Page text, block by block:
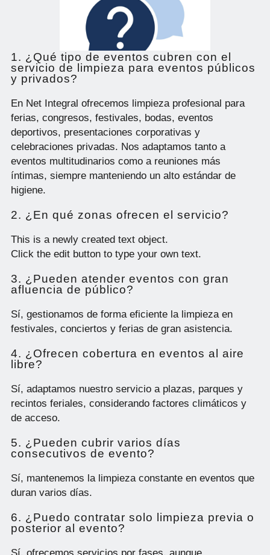
1. ¿Qué tipo de eventos cubren con el
servicio de limpieza para eventos públicos
y privados?
En Net Integral ofrecemos limpieza profesional para
ferias, congresos, festivales, bodas, eventos
deportivos, presentaciones corporativas y
celebraciones privadas. Nos adaptamos tanto a
eventos multitudinarios como a reuniones más
íntimas, siempre manteniendo un alto estándar de
higiene.
2. ¿En qué zonas ofrecen el servicio?
This is a newly created text object.
Click the edit button to type your own text.
3. ¿Pueden atender eventos con gran
afluencia de público?
Sí, gestionamos de forma eficiente la limpieza en
festivales, conciertos y ferias de gran asistencia.
4. ¿Ofrecen cobertura en eventos al aire
libre?
Sí, adaptamos nuestro servicio a plazas, parques y
recintos feriales, considerando factores climáticos y
de acceso.
5. ¿Pueden cubrir varios días
consecutivos de evento?
Sí, mantenemos la limpieza constante en eventos que
duran varios días.
6. ¿Puedo contratar solo limpieza previa o
posterior al evento?